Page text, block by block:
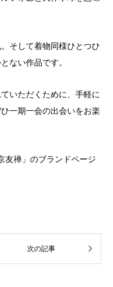
そして着物同様ひとつひ
ない作品です。
いただくために、手軽に
一期一会の出会いをお楽
禅」のブランドページ